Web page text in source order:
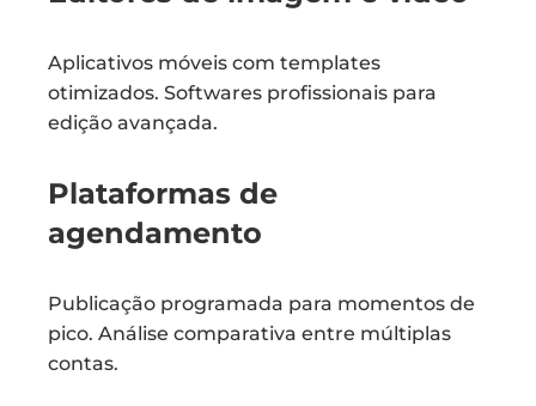
Aplicativos móveis com templates
otimizados. Softwares profissionais para
edição avançada.
Plataformas de
agendamento
Publicação programada para momentos de
pico. Análise comparativa entre múltiplas
contas.